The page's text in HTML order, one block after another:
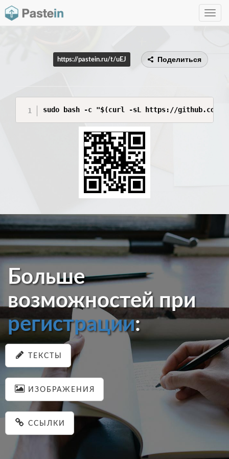
Toggle
https://pastein.ru/t/uEJ Поделиться
Больше
возможностей при
регистрации:
ТЕКСТЫ
ИЗОБРАЖЕНИЯ
ССЫЛКИ